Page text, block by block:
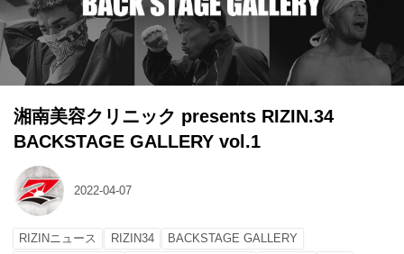
湘南美容クリニック presents RIZIN.34
BACKSTAGE GALLERY vol.1
2022-04-07
RIZINニュース RIZIN34
BACKSTAGE GALLERY